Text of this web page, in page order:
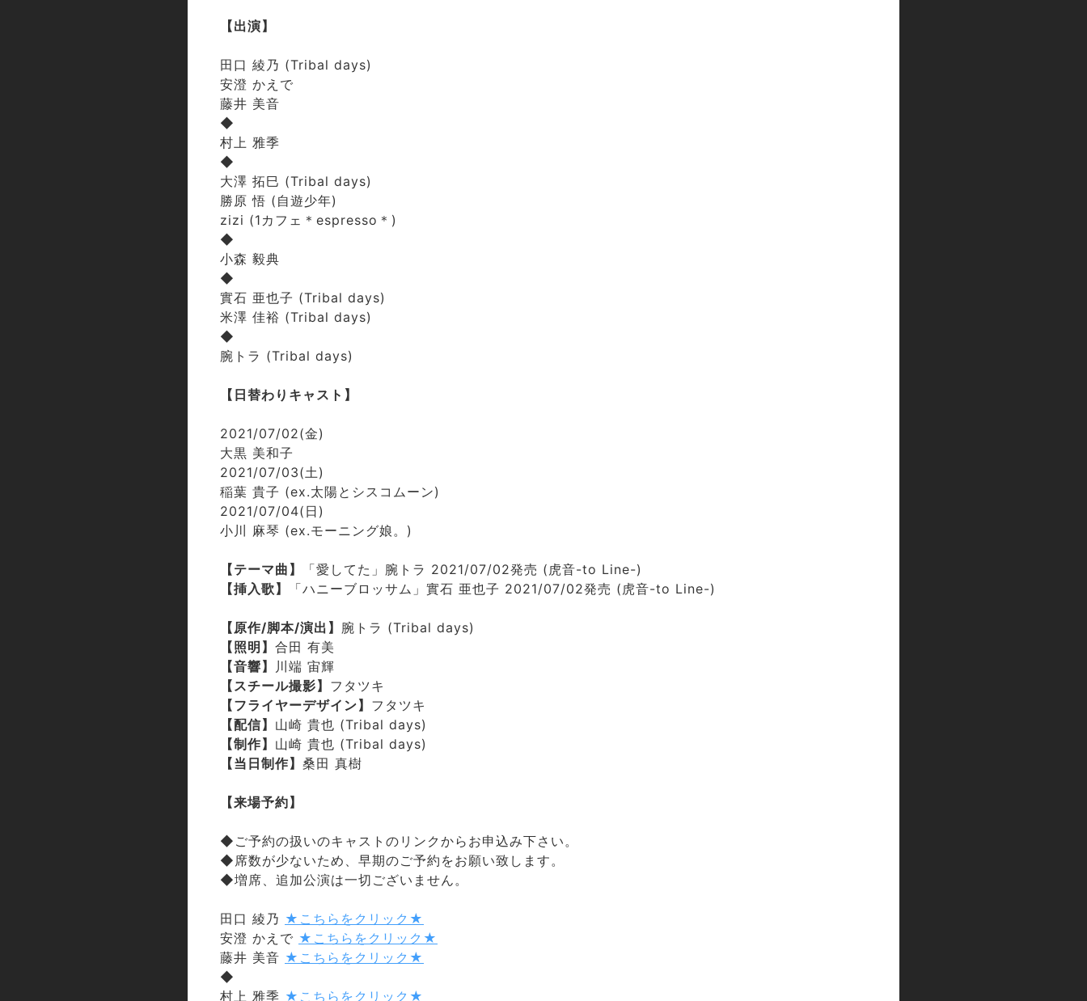
【出演】
田口 綾乃 (Tribal days)
安澄 かえで
藤井 美音
◆
村上 雅季
◆
大澤 拓巳 (Tribal days)
勝原 悟 (自遊少年)
zizi (1カフェ＊espresso＊)
◆
小森 毅典
◆
實石 亜也子 (Tribal days)
米澤 佳裕 (Tribal days)
◆
腕トラ (Tribal days)
【日替わりキャスト】
2021/07/02(金)
大黒 美和子
2021/07/03(土)
稲葉 貴子 (ex.太陽とシスコムーン)
2021/07/04(日)
小川 麻琴 (ex.モーニング娘。)
【テーマ曲】
「愛してた」腕トラ 2021/07/02発売 (虎音-to Line-)
【挿入歌】
「ハニーブロッサム」實石 亜也子 2021/07/02発売 (虎音-to Line-)
【原作/脚本/演出】 腕トラ (Tribal days)
【照明】 合田 有美
【音響】
川端 宙輝
【スチール撮影】 フタツキ
【フライヤーデザイン】 フタツキ
【配信】 山崎 貴也 (Tribal days)
【制作】 山崎 貴也 (Tribal days)
【当日制作】 桑田 真樹
【来場予約】
◆ご予約の扱いのキャストのリンクからお申込み下さい。
◆席数が少ないため、早期のご予約をお願い致します。
◆増席、追加公演は一切ございません。
田口 綾乃 ★こちらをクリック★
安澄 かえで ★こちらをクリック★
藤井 美音 ★こちらをクリック★
◆
村上 雅季 ★こちらをクリック★